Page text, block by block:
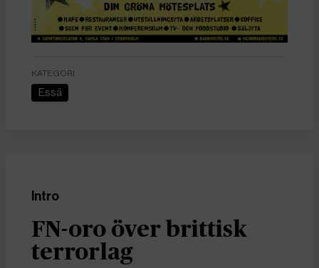
KATEGORI
Essä
Intro
FN-oro över brittisk
terrorlag